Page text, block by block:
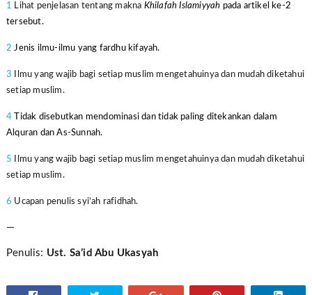
1 Lihat penjelasan tentang makna Khilafah Islamiyyah pada artikel ke-2
tersebut.
2 Jenis ilmu-ilmu yang fardhu kifayah.
3 Ilmu yang wajib bagi setiap muslim mengetahuinya danmudah diketahui
setiap muslim.
4 Tidak disebutkan mendominasi dan tidak paling ditekankan dalam
Alquran dan As-Sunnah.
5 Ilmu yang wajib bagi setiap muslim mengetahuinya danmudah diketahui
setiap muslim.
6 Ucapan penulis syi’ah rafidhah.
—
Penulis: Ust. Sa’id Abu Ukasyah